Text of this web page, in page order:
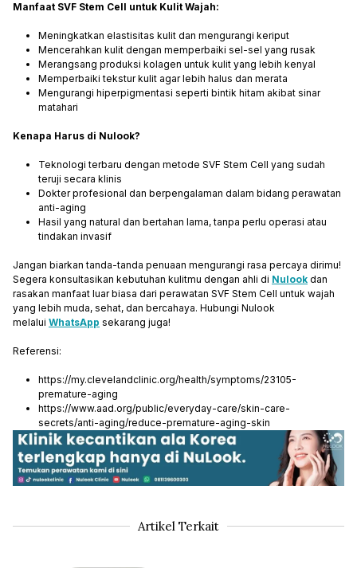
Manfaat SVF Stem Cell untuk Kulit Wajah:
Meningkatkan elastisitas kulit dan mengurangi keriput
Mencerahkan kulit dengan memperbaiki sel-sel yang rusak
Merangsang produksi kolagen untuk kulit yang lebih kenyal
Memperbaiki tekstur kulit agar lebih halus dan merata
Mengurangi hiperpigmentasi seperti bintik hitam akibat sinar
matahari
Kenapa Harus di Nulook?
Teknologi terbaru dengan metode SVF Stem Cell yang sudah
teruji secara klinis
Dokter profesional dan berpengalaman dalam bidang perawatan
anti-aging
Hasil yang natural dan bertahan lama, tanpa perlu operasi atau
tindakan invasif
Jangan biarkan tanda-tanda penuaan mengurangi rasa percaya dirimu!
Segera konsultasikan kebutuhan kulitmu dengan ahli di Nulook dan
rasakan manfaat luar biasa dari perawatan SVF Stem Cell untuk wajah
yang lebih muda, sehat, dan bercahaya. Hubungi Nulook
melalui WhatsApp sekarang juga!
Referensi:
https://my.clevelandclinic.org/health/symptoms/23105-
premature-aging
https://www.aad.org/public/everyday-care/skin-care-
secrets/anti-aging/reduce-premature-aging-skin
Artikel Terkait